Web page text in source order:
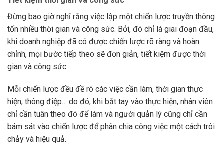
Đừng bao giờ nghĩ rằng việc lập một chiến lược truyền thông
tốn nhiều thời gian và công sức. Bởi, đó chỉ là giai đoạn đầu,
khi doanh nghiệp đã có được chiến lược rõ ràng và hoàn
chỉnh, mọi bước tiếp theo sẽ đơn giản, tiết kiệm được thời
gian và công sức.
Mỗi chiến lược đều đề rõ các việc cần làm, thời gian thực
hiện, thông điệp… do đó, khi bắt tay vào thực hiện, nhân viên
chỉ cần tuân theo đó để làm và người quản lý cũng chỉ cần
bám sát vào chiến lược để phân chia công việc một cách trôi
chảy và hiệu quả.